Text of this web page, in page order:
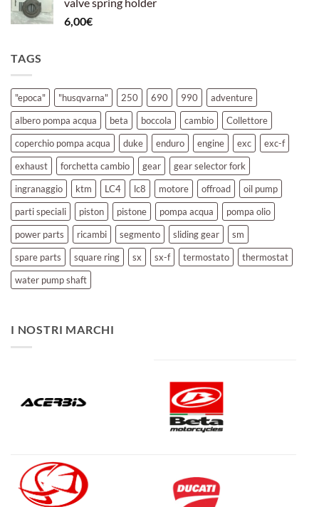
6,00€
TAGS
"epoca" "husqvarna" 250 690 990
adventure
albero pompa acqua
beta boccola cambio
Collettore
coperchio pompa acqua
duke enduro engine exc
exc-f
exhaust
forchetta cambio gear
gear selector fork
ingranaggio
ktm LC4 lc8 motore offroad
oil pump
parti speciali
piston pistone pompa acqua
pompa olio
power parts
ricambi segmento sliding gear
sm
spare parts
square ring sx sx-f termostato
thermostat
water pump shaft
I NOSTRI MARCHI